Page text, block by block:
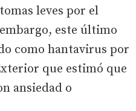
leves por el
este último
como hantavirus por
que estimó que
ansiedad o